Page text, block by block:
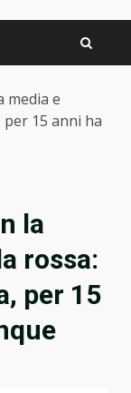
media e
15 anni ha
la
rossa:
per 15